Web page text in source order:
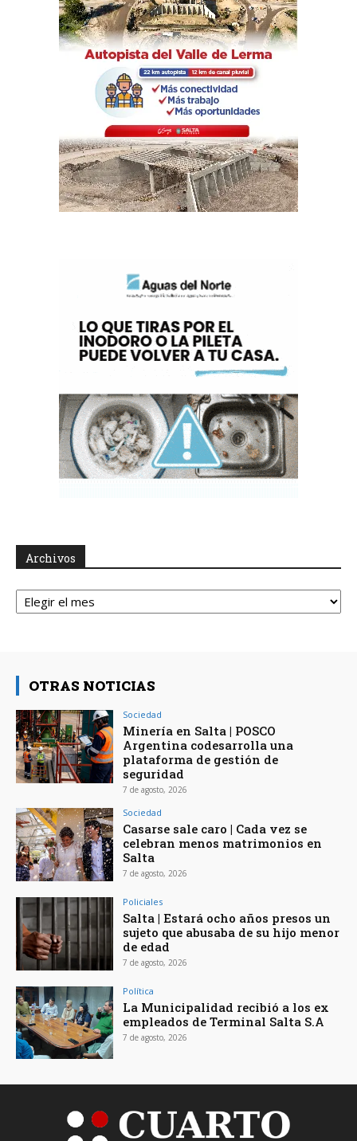
Archivos
Archivos
OTRAS NOTICIAS
Sociedad
Minería en Salta | POSCO
Argentina codesarrolla una
plataforma de gestión de
seguridad
7 de agosto, 2026
Sociedad
Casarse sale caro | Cada vez se
celebran menos matrimonios en
Salta
7 de agosto, 2026
Policiales
Salta | Estará ocho años presos un
sujeto que abusaba de su hijo menor
de edad
7 de agosto, 2026
Política
La Municipalidad recibió a los ex
empleados de Terminal Salta S.A
7 de agosto, 2026